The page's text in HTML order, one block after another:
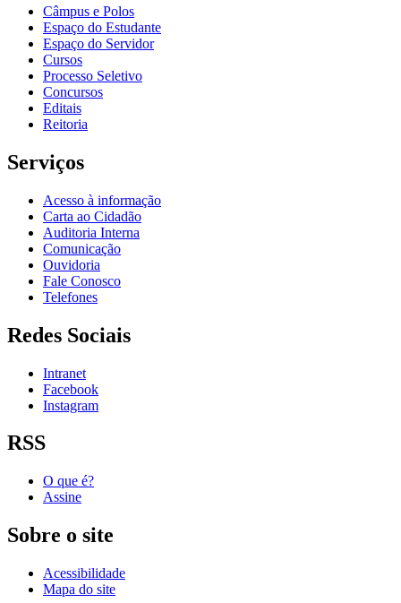
Câmpus e Polos
Espaço do Estudante
Espaço do Servidor
Cursos
Processo Seletivo
Concursos
Editais
Reitoria
Serviços
Acesso à informação
Carta ao Cidadão
Auditoria Interna
Comunicação
Ouvidoria
Fale Conosco
Telefones
Redes Sociais
Intranet
Facebook
Instagram
RSS
O que é?
Assine
Sobre o site
Acessibilidade
Mapa do site